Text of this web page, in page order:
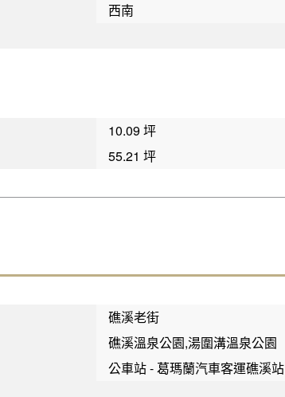
西南
10.09 坪
55.21 坪
礁溪老街
礁溪溫泉公園,湯圍溝溫泉公園
公車站 - 葛瑪蘭汽車客運礁溪站